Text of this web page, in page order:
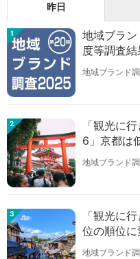
昨日
1
地域ブラ
度等調査結
地域ブランド
2
「観光に
6」京都は
地域ブランド
3
「観光に
位の順位に
地域ブランド